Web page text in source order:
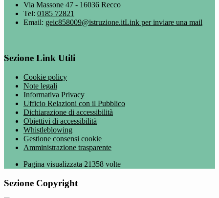
Via Massone 47 - 16036 Recco
Tel: 0185 72821
Email: geic858009@istruzione.itLink per inviare una mail
Sezione Link Utili
Cookie policy
Note legali
Informativa Privacy
Ufficio Relazioni con il Pubblico
Dichiarazione di accessibilità
Obiettivi di accessibilità
Whistleblowing
Gestione consensi cookie
Amministrazione trasparente
Pagina visualizzata 21358 volte
Sezione Copyright